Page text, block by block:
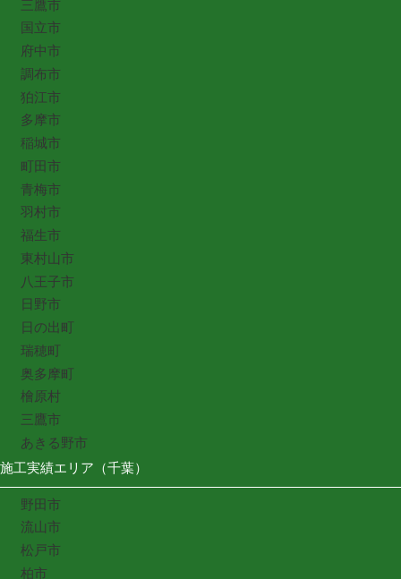
三鷹市
国立市
府中市
調布市
狛江市
多摩市
稲城市
町田市
青梅市
羽村市
福生市
東村山市
八王子市
日野市
日の出町
瑞穂町
奥多摩町
檜原村
三鷹市
あきる野市
施工実績エリア（千葉）
野田市
流山市
松戸市
柏市